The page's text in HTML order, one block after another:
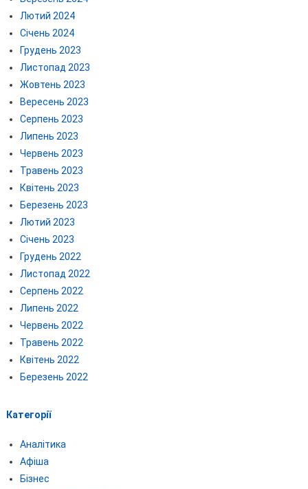
Лютий 2024
Січень 2024
Грудень 2023
Листопад 2023
Жовтень 2023
Вересень 2023
Серпень 2023
Липень 2023
Червень 2023
Травень 2023
Квітень 2023
Березень 2023
Лютий 2023
Січень 2023
Грудень 2022
Листопад 2022
Серпень 2022
Липень 2022
Червень 2022
Травень 2022
Квітень 2022
Березень 2022
Категорії
Аналітика
Афіша
Бізнес